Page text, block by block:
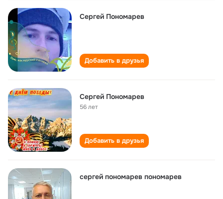
Сергей Пономарев
Добавить в друзья
Сергей Пономарев
56 лет
Добавить в друзья
сергей пономарев пономарев